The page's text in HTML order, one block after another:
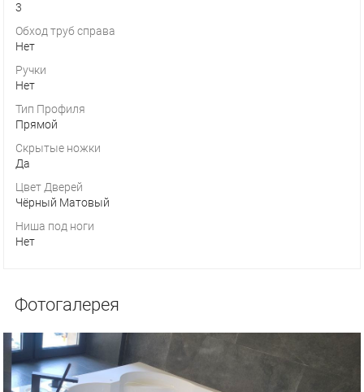
3
Обход труб справа
Нет
Ручки
Нет
Тип Профиля
Прямой
Скрытые ножки
Да
Цвет Дверей
Чёрный Матовый
Ниша под ноги
Нет
Фотогалерея